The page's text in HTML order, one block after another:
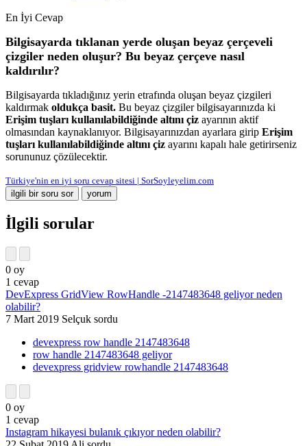
En İyi Cevap
Bilgisayarda tıklanan yerde oluşan beyaz çerçeveli
çizgiler neden oluşur? Bu beyaz çerçeve nasıl
kaldırılır?
Bilgisayarda tıkladığınız yerin etrafında oluşan beyaz çizgileri
kaldırmak oldukça basit. Bu beyaz çizgiler bilgisayarınızda ki
Erişim tuşları kullanılabildiğinde altını çiz ayarının aktif
olmasından kaynaklanıyor. Bilgisayarınızdan ayarlara girip Erişim
tuşları kullanılabildiğinde altını çiz ayarını kapalı hale getirirseniz
sorununuz çözülecektir.
Türkiye'nin en iyi soru cevap sitesi | SorSoyleyelim.com
İlgili sorular
0 oy
1 cevap
DevExpress GridView RowHandle -2147483648 geliyor neden
olabilir?
7 Mart 2019 Selçuk sordu
devexpress row handle 2147483648
row handle 2147483648 geliyor
devexpress gridview rowhandle 2147483648
0 oy
1 cevap
Instagram hikayesi bulanık çıkıyor neden olabilir?